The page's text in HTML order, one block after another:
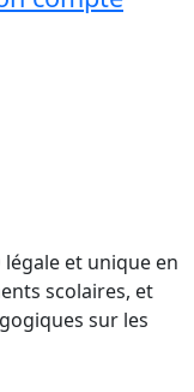
légale et unique en
scolaires, et
sur les